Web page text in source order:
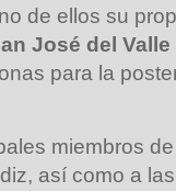
de ellos su
José del Valle
para la
miembros
así como a